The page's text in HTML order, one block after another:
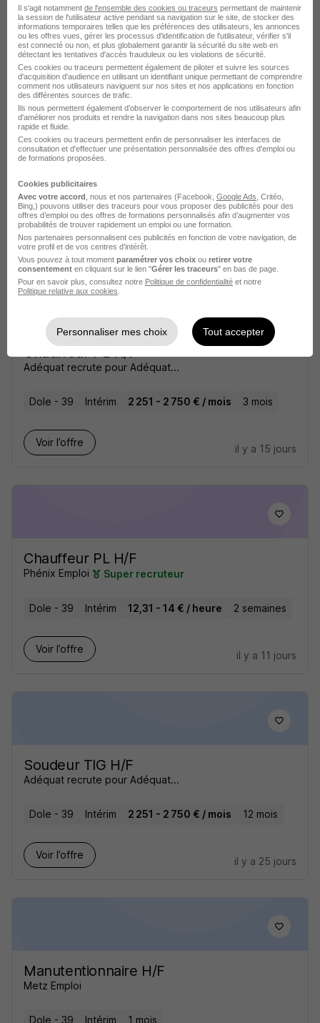
Voir l’offre
il y a 9 jours
Chef d'Équipe Électricien H/F
Adéquat recrute pour Adéquat...
Dole - 39 CDI 2 251 - 2 750 € / mois
Voir l’offre
il y a 11 jours
Chauffeur PL H/F
Adéquat recrute pour Adéquat...
Dole - 39 Intérim 2 251 - 2 750 € / mois 3 mois
Voir l’offre
il y a 15 jours
Chauffeur PL H/F
Phénix Emploi Super recruteur
Dole - 39 Intérim 12,31 - 14 € / heure 2 semaines
Voir l’offre
il y a 11 jours
Soudeur TIG H/F
Adéquat recrute pour Adéquat...
Dole - 39 Intérim 2 251 - 2 750 € / mois 12 mois
Voir l’offre
il y a 25 jours
Manutentionnaire H/F
Metz Emploi
Dole - 39 Intérim 1 mois
Il s'agit notamment de l'ensemble des cookies ou traceurs permettant de maintenir
la session de l'utilisateur active pendant sa navigation sur le site, de stocker des
informations temporaires telles que les préférences des utilisateurs, les annonces
ou les offres vues, gérer les processus d'identification de l'utilisateur, vérifier s'il
est connecté ou non, et plus globalement garantir la sécurité du site web en
détectant les tentatives d'accès frauduleux ou les violations de sécurité.
Ces cookies ou traceurs permettent également de piloter et suivre les sources
d'acquisition d'audience en utilisant un identifiant unique permettant de comprendre
comment nos utilisateurs naviguent sur nos sites et nos applications en fonction
des différentes sources de trafic.
Ils nous permettent également d’observer le comportement de nos utilisateurs afin
d'améliorer nos produits et rendre la navigation dans nos sites beaucoup plus
rapide et fluide.
Ces cookies ou traceurs permettent enfin de personnaliser les interfaces de
consultation et d'effectuer une présentation personnalisée des offres d'emploi ou
de formations proposées.
Cookies publicitaires
Avec votre accord , nous et nos partenaires (Facebook, Google Ads , Critéo,
Bing,) pouvons utiliser des traceurs pour vous proposer des publicités pour des
offres d’emploi ou des offres de formations personnalisés afin d’augmenter vos
probabilités de trouver rapidement un emploi ou une formation.
Nos partenaires personnalisent ces publicités en fonction de votre navigation, de
votre profil et de vos centres d’intérêt.
Vous pouvez à tout moment paramétrer vos choix ou retirer votre
consentement en cliquant sur le lien "Gérer les traceurs" en bas de page.
Pour en savoir plus, consultez notre Politique de confidentialité et notre
Politique relative aux cookies
Personnaliser mes choix Tout accepter